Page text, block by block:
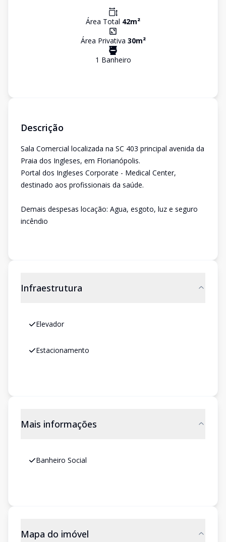
Área Total 42m²
Área Privativa 30m²
1 Banheiro
Descrição
Sala Comercial localizada na SC 403 principal avenida da
Praia dos Ingleses, em Florianópolis.
Portal dos Ingleses Corporate - Medical Center,
destinado aos profissionais da saúde.
Demais despesas locação: Agua, esgoto, luz e seguro
incêndio
Infraestrutura
Elevador
Estacionamento
Mais informações
Banheiro Social
Mapa do imóvel